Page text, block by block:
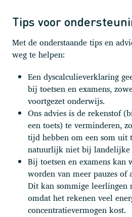
Tips voor
Met de onderstaande tips en
weg te helpen:
Een dyscalculieverklaring
bij toetsen en examens,
voortgezet onderwijs.
Ons advies is de rekenstof
een toets) te verminderen,
tijd hebben om een som uit
natuurlijk niet bij landelijke
Bij toetsen en examens kan
worden van meer pauzes of
Dit kan sommige leerlingen
omdat het rekenen veel
concentratievermogen kost.